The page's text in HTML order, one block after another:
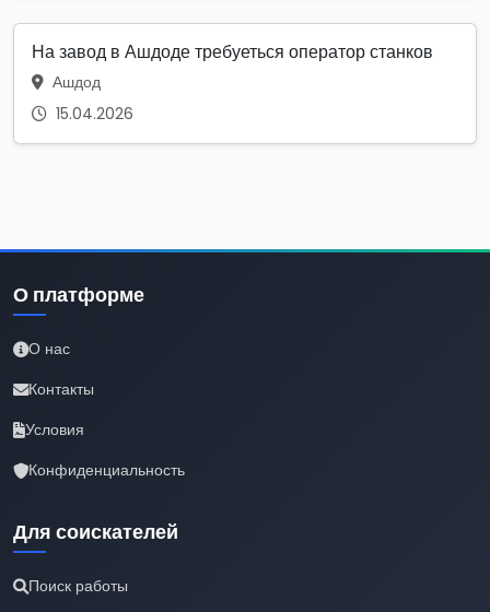
На завод в Ашдоде требуеться оператор станков
Ашдод
15.04.2026
О платформе
О нас
Контакты
Условия
Конфиденциальность
Для соискателей
Поиск работы